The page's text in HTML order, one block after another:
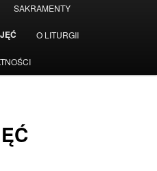
SAKRAMENTY
O LITURGII